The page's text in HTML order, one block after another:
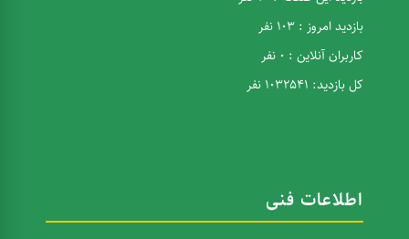
بازدید امروز : 103 نفر
کاربران آنلاین : 0 نفر
کل بازدید: 1032541 نفر
اطلاعات فنی